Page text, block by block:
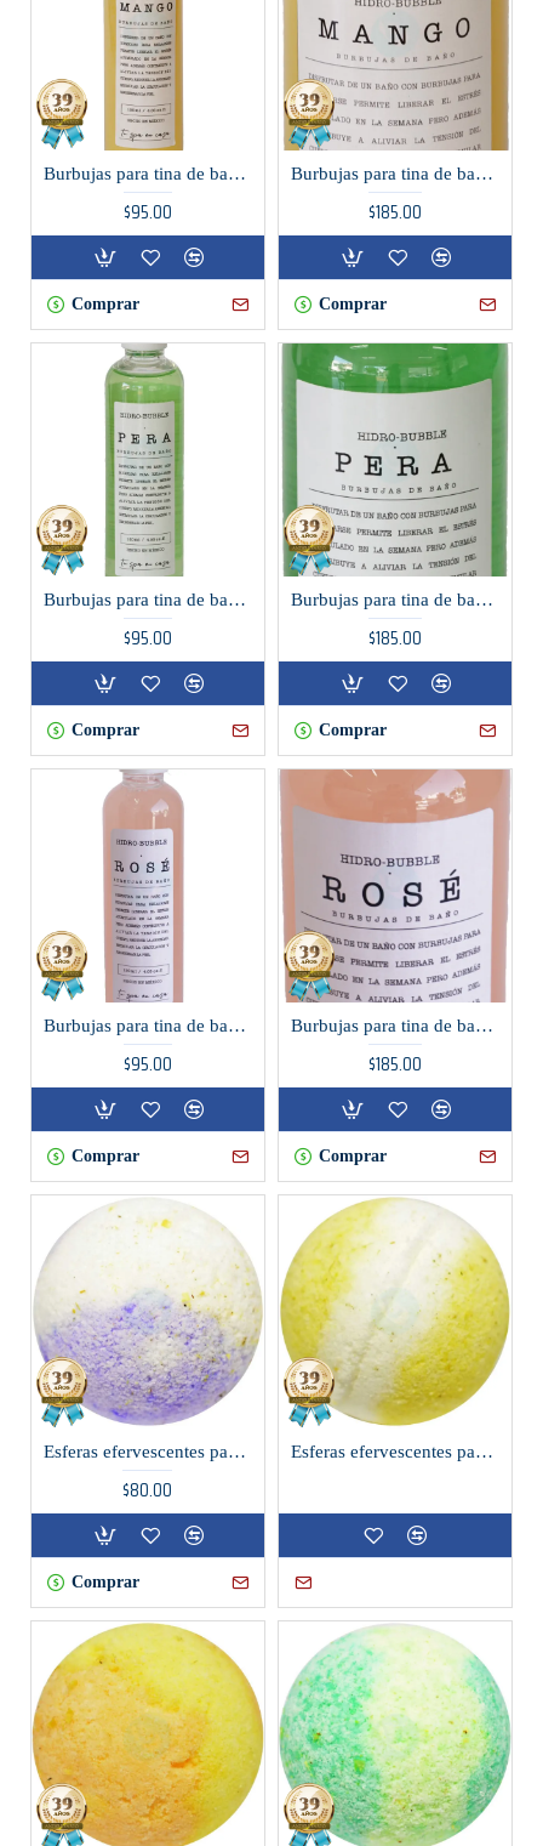
Burbujas para tina de baño aroma Mango
$95.00
Comprar
Burbujas para tina de baño aroma Mango
$185.00
Comprar
Burbujas para tina de baño aroma Pera
$95.00
Comprar
Burbujas para tina de baño aroma pera
$185.00
Comprar
Burbujas para tina de baño aroma Rose
$95.00
Comprar
Burbujas para tina de baño aroma Rose
$185.00
Comprar
Esferas efervescentes para tina de baño lavanda
$80.00
Comprar
Esferas efervescentes para tina de baño mandarina